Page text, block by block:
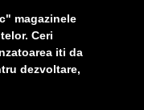
magazinele
Ceri
iti da
dezvoltare,